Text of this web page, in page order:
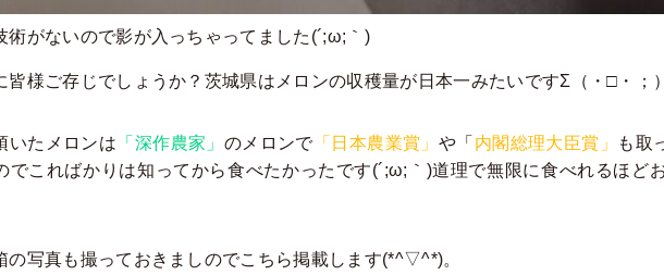
術がないので影が入っちゃってました(´;ω;｀)
皆様ご存じでしょうか？茨城県はメロンの収穫量が日本一みたいですΣ（・□・；
いたメロンは 「深作農家」 のメロンで「日本農業賞」 や「 内閣総理大臣賞」
も取
でこればかりは知ってから食べたかったです(´;ω;｀)道理で無限に食べれるほど
の写真も撮っておきましのでこちら掲載します(*^▽^*)。